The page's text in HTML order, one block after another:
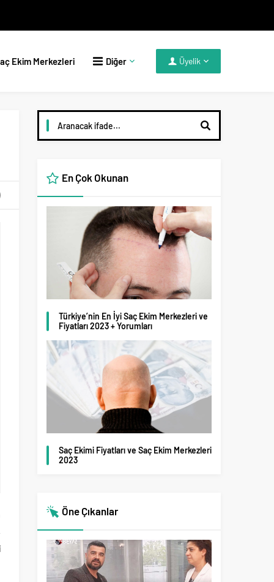
Ekim Merkezleri Diğer Üyelik
En Çok Okunan
Türkiye’nin En İyi Saç Ekim Merkezleri ve
Fiyatları 2023 + Yorumları
Saç Ekimi Fiyatları ve Saç Ekim Merkezleri
2023
Öne Çıkanlar